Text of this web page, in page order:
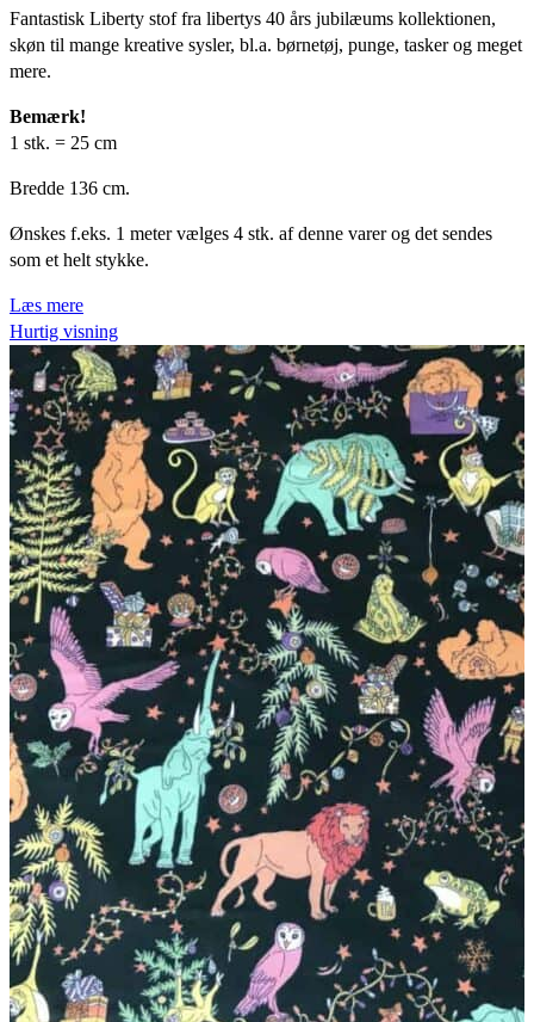
pris
var:
pris
er:
Fantastisk Liberty stof fra libertys 40 års jubilæums kollektionen,
skøn til mange kreative sysler, bl.a. børnetøj, punge, tasker og meget
mere.
Bemærk!
1 stk. = 25 cm
Bredde 136 cm.
Ønskes f.eks. 1 meter vælges 4 stk. af denne varer og det sendes
som et helt stykke.
Læs mere
Hurtig visning